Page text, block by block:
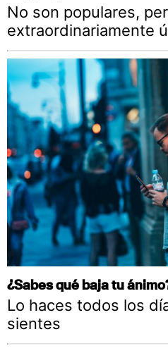
No son populares,
extraordinariamente
¿Sabes qué baja tu
Lo haces todos los
sientes